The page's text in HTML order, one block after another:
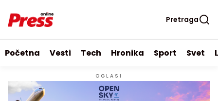
Pretraga
Početna Vesti Tech Hronika Sport Svet
OGLASI